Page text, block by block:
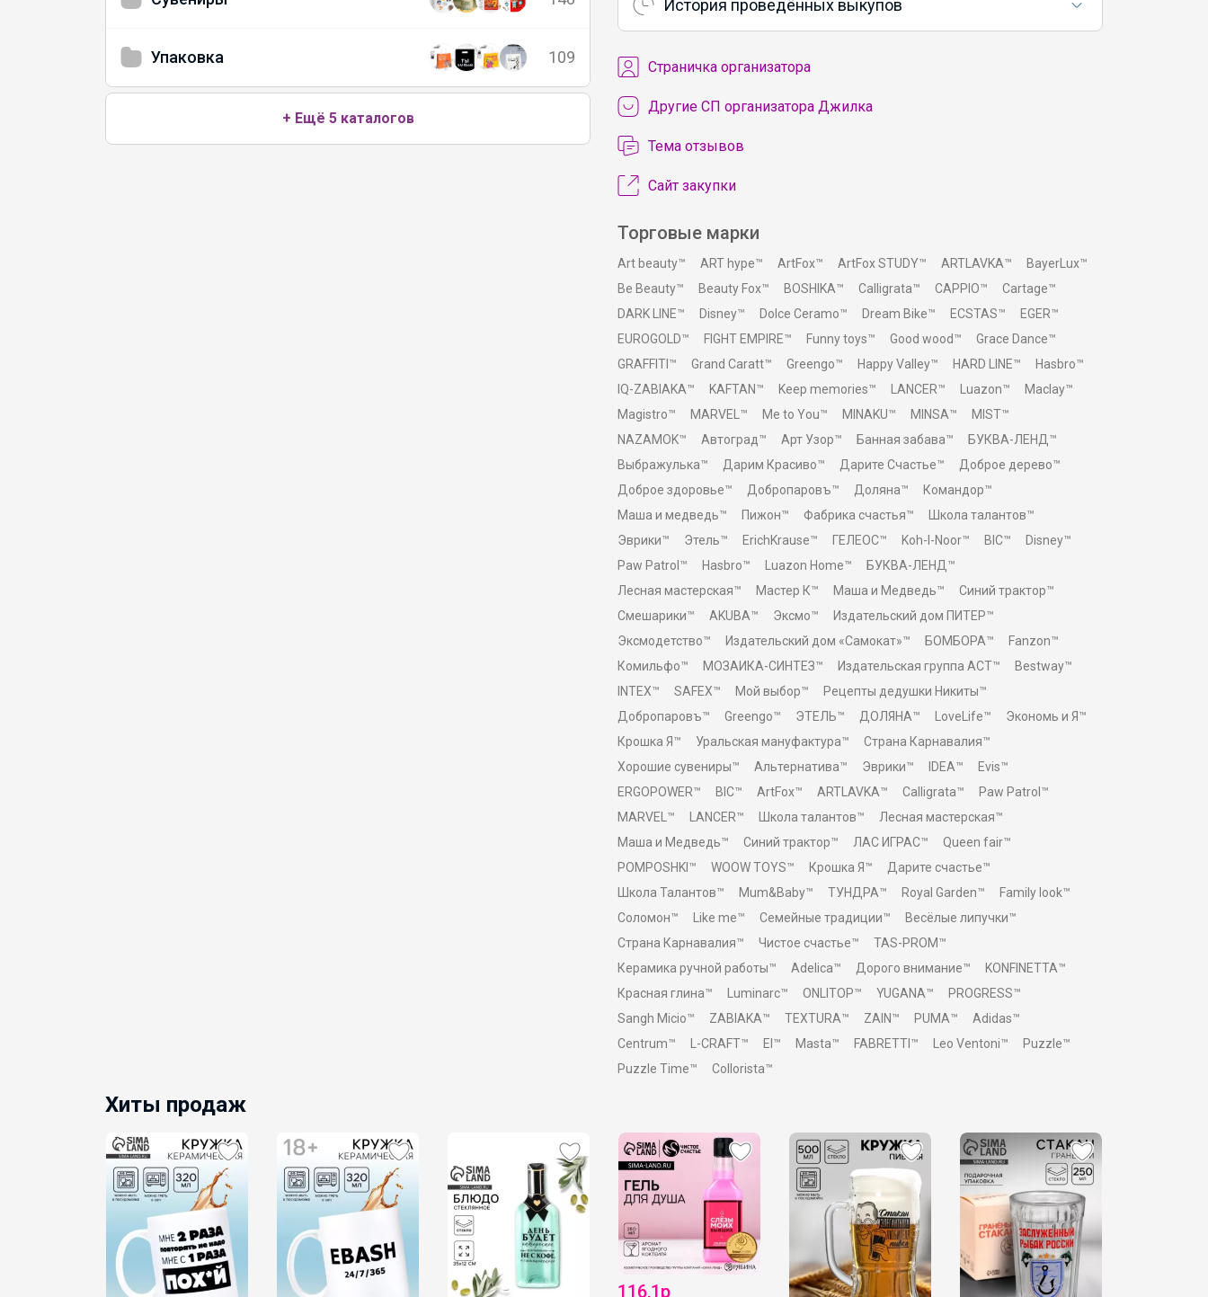
Упаковка 109
+ Ещё 5 каталогов
История проведённых выкупов
Cтраничка организатора
Другие СП организатора Джилка
Тема отзывов
Сайт закупки
Торговые марки
Art beauty™ ART hype™ ArtFox™ ArtFox STUDY™ ARTLAVKA™
BayerLux™
Be Beauty™
Beauty Fox™ BOSHIKA™ Calligrata™ CAPPIO™
Cartage™
DARK LINE™
Disney™ Dolce Ceramo™ Dream Bike™ ECSTAS™
EGER™
EUROGOLD™
FIGHT EMPIRE™ Funny toys™ Good wood™
Grace Dance™
GRAFFITI™
Grand Caratt™ Greengo™ Happy Valley™ HARD LINE™
Hasbro™
IQ-ZABIAKA™
KAFTAN™ Keep memories™ LANCER™ Luazon™
Maclay™
Magistro™
MARVEL™ Me to You™ MINAKU™ MINSA™
MIST™
NAZAMOK™
Автоград™ Арт Узор™ Банная забава™
БУКВА-ЛЕНД™
Выбражулька™
Дарим Красиво™ Дарите Счастье™
Доброе дерево™
Доброе здоровье™
Добропаровъ™ Доляна™
Командор™
Маша и медведь™
Пижон™ Фабрика счастья™
Школа талантов™
Эврики™
Этель™ ErichKrause™ ГЕЛЕОС™ Koh-I-Noor™ BIC™
Disney™
Paw Patrol™
Hasbro™ Luazon Home™
БУКВА-ЛЕНД™
Лесная мастерская™
Мастер К™ Маша и Медведь™
Синий трактор™
Смешарики™
AKUBA™ Эксмо™
Издательский дом ПИТЕР™
Эксмодетство™
Издательский дом «Самокат»™ БОМБОРА™
Fanzon™
Комильфо™
МОЗАИКА-СИНТЕЗ™ Издательская группа АСТ™
Bestway™
INTEX™
SAFEX™ Мой выбор™
Рецепты дедушки Никиты™
Добропаровъ™
Greengo™ ЭТЕЛЬ™ ДОЛЯНА™ LoveLife™
Экономь и Я™
Крошка Я™
Уральская мануфактура™
Страна Карнавалия™
Хорошие сувениры™
Альтернатива™ Эврики™ IDEA™
Evis™
ERGOPOWER™
BIC™ ArtFox™ ARTLAVKA™ Calligrata™
Paw Patrol™
MARVEL™
LANCER™ Школа талантов™
Лесная мастерская™
Маша и Медведь™
Синий трактор™ ЛАС ИГРАС™
Queen fair™
POMPOSHKI™
WOOW TOYS™ Крошка Я™
Дарите счастье™
Школа Талантов™
Mum&Baby™ ТУНДРА™ Royal Garden™
Family look™
Соломон™
Like me™ Семейные традиции™
Весёлые липучки™
Страна Карнавалия™
Чистое счастье™
TAS-PROM™
Керамика ручной работы™
Adelica™ Дорого внимание™
KONFINETTA™
Красная глина™
Luminarc™ ONLITOP™ YUGANA™
PROGRESS™
Sangh Micio™
ZABIAKA™ TEXTURA™ ZAIN™ PUMA™
Adidas™
Centrum™
L-CRAFT™ El™ Masta™ FABRETTI™ Leo Ventoni™
Puzzle™
Puzzle Time™
Collorista™
Хиты продаж
116,1р